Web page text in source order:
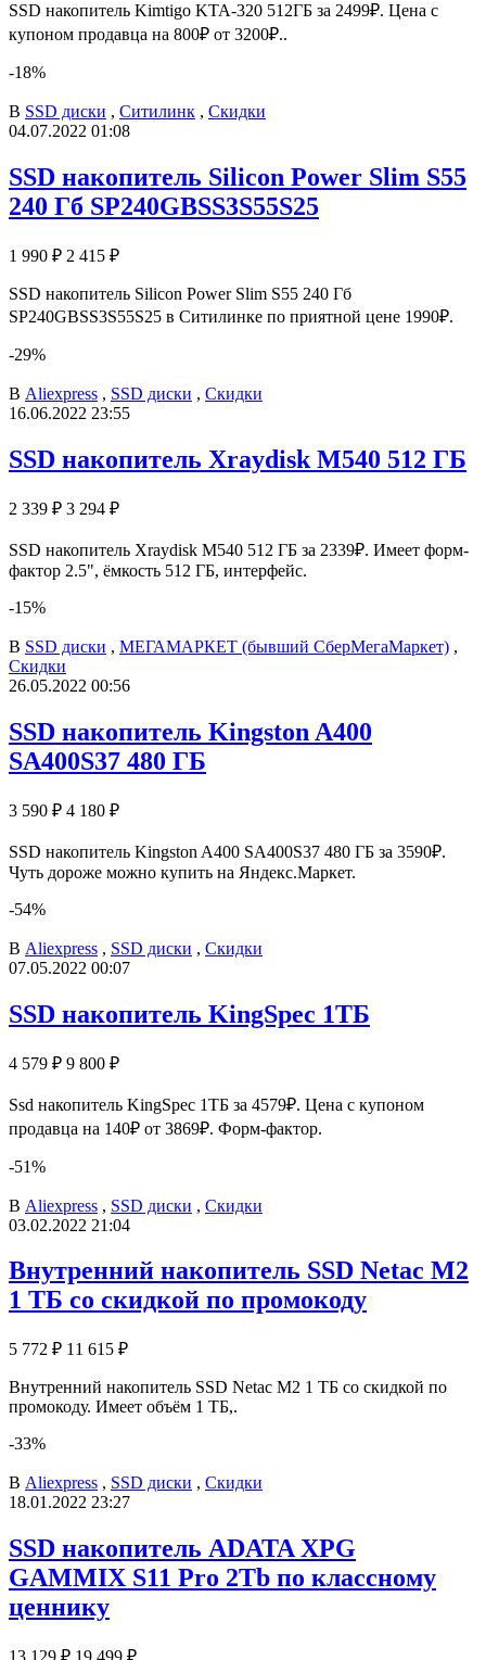
SSD накопитель Kimtigo KTA-320 512ГБ за 2499₽. Цена с
купоном продавца на 800₽ от 3200₽..
-18%
В SSD диски , Ситилинк , Скидки
04.07.2022 01:08
SSD накопитель Silicon Power Slim S55
240 Гб SP240GBSS3S55S25
1 990 ₽ 2 415 ₽
SSD накопитель Silicon Power Slim S55 240 Гб
SP240GBSS3S55S25 в Ситилинке по приятной цене 1990₽.
-29%
В Aliexpress , SSD диски , Скидки
16.06.2022 23:55
SSD накопитель Xraydisk M540 512 ГБ
2 339 ₽ 3 294 ₽
SSD накопитель Xraydisk M540 512 ГБ за 2339₽. Имеет форм-
фактор 2.5", ёмкость 512 ГБ, интерфейс.
-15%
В SSD диски , МЕГАМАРКЕТ (бывший СберМегаМаркет) ,
Скидки
26.05.2022 00:56
SSD накопитель Kingston A400
SA400S37 480 ГБ
3 590 ₽ 4 180 ₽
SSD накопитель Kingston A400 SA400S37 480 ГБ за 3590₽.
Чуть дороже можно купить на Яндекс.Маркет.
-54%
В Aliexpress , SSD диски , Скидки
07.05.2022 00:07
SSD накопитель KingSpec 1ТБ
4 579 ₽ 9 800 ₽
Ssd накопитель KingSpec 1ТБ за 4579₽. Цена с купоном
продавца на 140₽ от 3869₽. Форм-фактор.
-51%
В Aliexpress , SSD диски , Скидки
03.02.2022 21:04
Внутренний накопитель SSD Netac M2
1 ТБ со скидкой по промокоду
5 772 ₽ 11 615 ₽
Внутренний накопитель SSD Netac M2 1 ТБ со скидкой по
промокоду. Имеет объём 1 ТБ,.
-33%
В Aliexpress , SSD диски , Скидки
18.01.2022 23:27
SSD накопитель ADATA XPG
GAMMIX S11 Pro 2Tb по классному
ценнику